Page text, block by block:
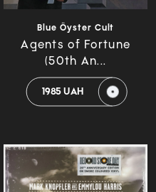
Blue Öyster Cult
Agents of Fortune
(50th An...
1985 UAH